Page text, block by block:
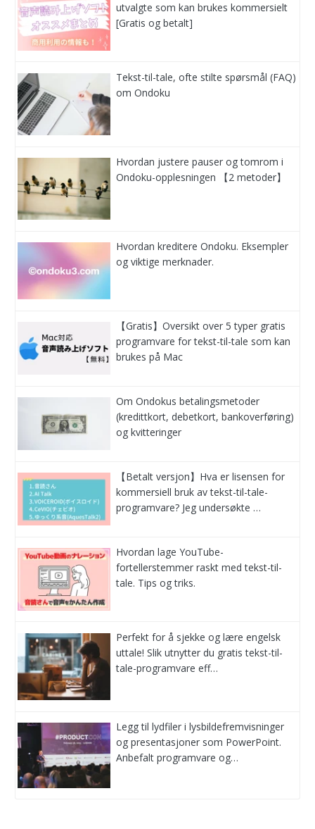
utvalgte som kan brukes kommersielt
[Gratis og betalt]
Tekst-til-tale, ofte stilte spørsmål (FAQ)
om Ondoku
Hvordan justere pauser og tomrom i
Ondoku-opplesningen 【2 metoder】
Hvordan kreditere Ondoku. Eksempler
og viktige merknader.
【Gratis】Oversikt over 5 typer gratis
programvare for tekst-til-tale som kan
brukes på Mac
Om Ondokus betalingsmetoder
(kredittkort, debetkort, bankoverføring)
og kvitteringer
【Betalt versjon】Hva er lisensen for
kommersiell bruk av tekst-til-tale-
programvare? Jeg undersøkte …
Hvordan lage YouTube-
fortellerstemmer raskt med tekst-til-
tale. Tips og triks.
Perfekt for å sjekke og lære engelsk
uttale! Slik utnytter du gratis tekst-til-
tale-programvare eff…
Legg til lydfiler i lysbildefremvisninger
og presentasjoner som PowerPoint.
Anbefalt programvare og…